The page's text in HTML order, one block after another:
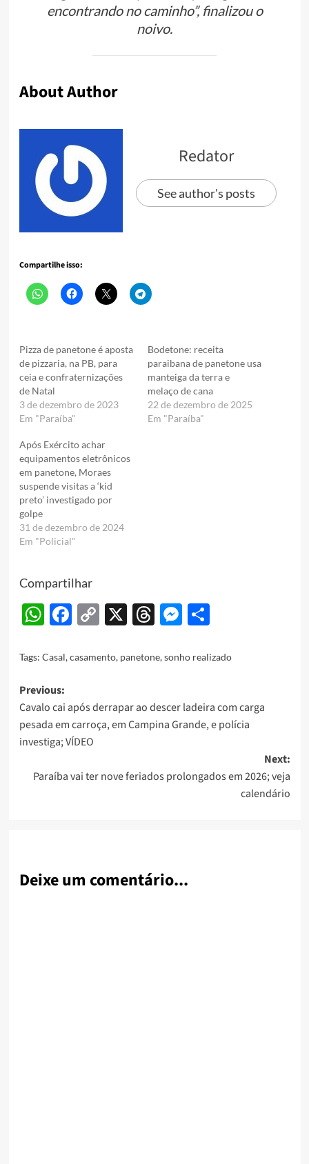
encontrando no caminho”, finalizou o
noivo.
About Author
Redator
See author's posts
Compartilhe isso:
Pizza de panetone é aposta
de pizzaria, na PB, para
ceia e confraternizações
de Natal
3 de dezembro de 2023
Em "Paraíba"
Bodetone: receita
paraibana de panetone usa
manteiga da terra e
melaço de cana
22 de dezembro de 2025
Em "Paraíba"
Após Exército achar
equipamentos eletrônicos
em panetone, Moraes
suspende visitas a ‘kid
preto’ investigado por
golpe
31 de dezembro de 2024
Em "Policial"
Compartilhar
WhatsApp
Facebook
Copy
X Threads
Messenger
Share
Tags: Casal,casamento, panetone,sonho realizado
Post
navigation
Previous:
Cavalo cai após derrapar ao descer ladeira com carga
pesada em carroça, em Campina Grande, e polícia
investiga; VÍDEO
Next:
Paraíba vai ter nove feriados prolongados em 2026; veja
calendário
Deixe um comentário...